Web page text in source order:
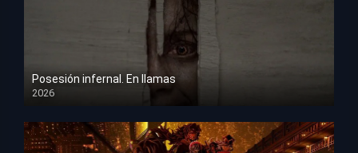
Posesión infernal. En llamas
2026
HD 1080p